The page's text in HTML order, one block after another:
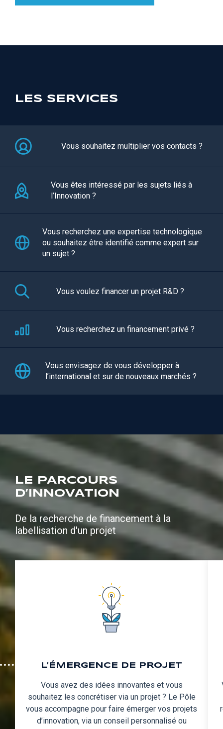
LES SERVICES
Vous souhaitez multiplier vos contacts ?
Vous êtes intéressé par les sujets liés à
l’Innovation ?
Vous recherchez une expertise technologique
ou souhaitez être identifié comme expert sur
un sujet ?
Vous voulez financer un projet R&D ?
Vous recherchez un financement privé ?
Vous envisagez de vous développer à
l’international et sur de nouveaux marchés ?
LE PARCOURS
D’INNOVATION
De la recherche de financement à la
labellisation d'un projet
L'ÉMERGENCE DE PROJET
Vous avez des idées innovantes et vous
souhaitez les concrétiser via un projet ? Le Pôle
vous accompagne pour faire émerger vos projets
d’innovation, via un conseil personnalisé ou